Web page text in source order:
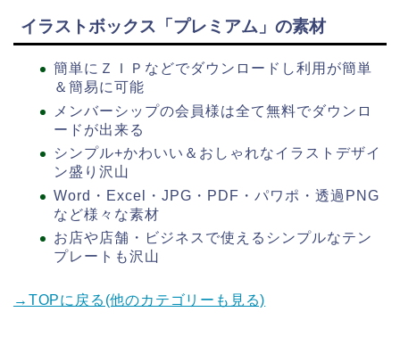
イラストボックス「プレミアム」の素材
簡単にＺＩＰなどでダウンロードし利用が簡単
＆簡易に可能
メンバーシップの会員様は全て無料でダウンロ
ードが出来る
シンプル+かわいい＆おしゃれなイラストデザイ
ン盛り沢山
Word・Excel・JPG・PDF・パワポ・透過PNG
など様々な素材
お店や店舗・ビジネスで使えるシンプルなテン
プレートも沢山
→TOPに戻る(他のカテゴリーも見る)